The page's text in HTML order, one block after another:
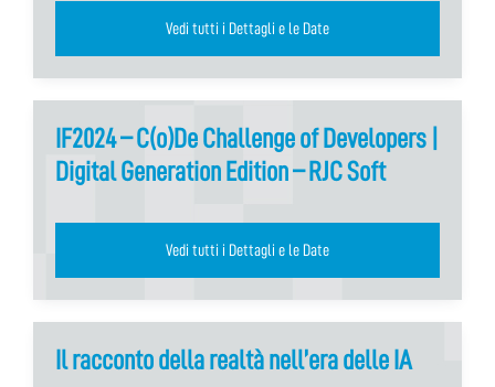
Vedi tutti i Dettagli e le Date
IF2024 – C(o)De Challenge of Developers |
Digital Generation Edition – RJC Soft
Vedi tutti i Dettagli e le Date
Il racconto della realtà nell’era delle IA